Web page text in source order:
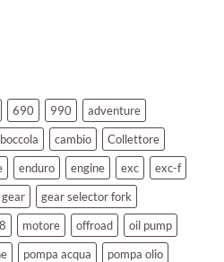
690 990
adventure
boccola cambio
Collettore
enduro engine exc
exc-f
gear
gear selector fork
motore offroad
oil pump
pompa acqua
pompa olio